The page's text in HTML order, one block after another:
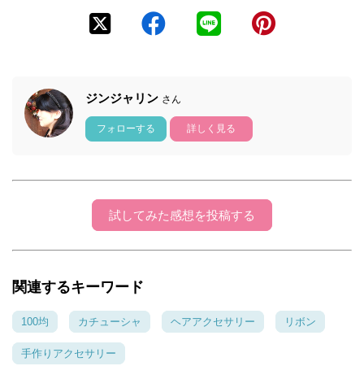
ジンジャリン さん
フォローする 詳しく見る
試してみた感想を投稿する
関連するキーワード
100均 カチューシャ ヘアアクセサリー リボン
手作りアクセサリー